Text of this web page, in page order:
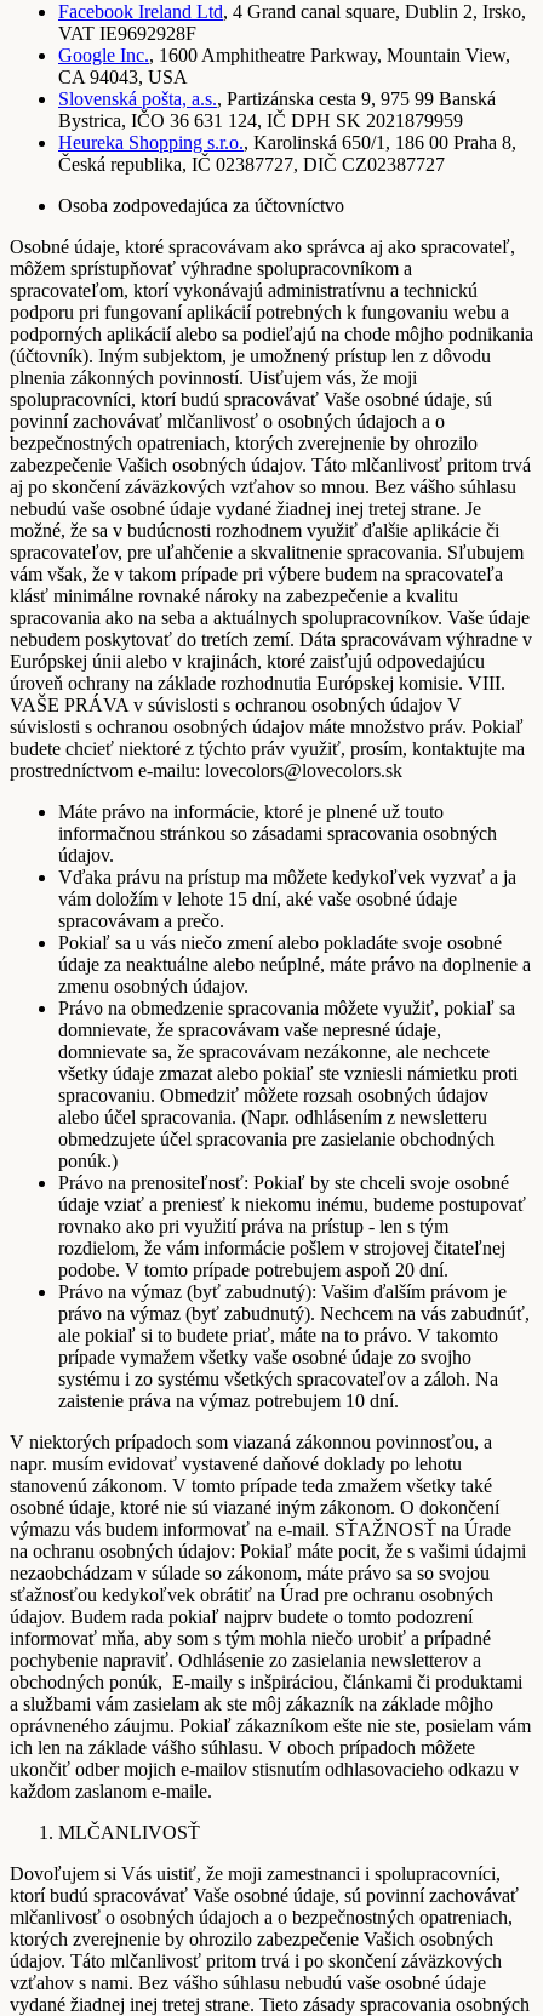
Facebook Ireland Ltd, 4 Grand canal square, Dublin 2, Irsko,
VAT IE9692928F
Google Inc., 1600 Amphitheatre Parkway, Mountain View,
CA 94043, USA
Slovenská pošta, a.s., Partizánska cesta 9, 975 99 Banská
Bystrica, IČO 36 631 124, IČ DPH SK 2021879959
Heureka Shopping s.r.o., Karolinská 650/1, 186 00 Praha 8,
Česká republika, IČ 02387727, DIČ CZ02387727
Osoba zodpovedajúca za účtovníctvo
Osobné údaje, ktoré spracovávam ako správca aj ako spracovateľ,
môžem sprístupňovať výhradne spolupracovníkom a
spracovateľom, ktorí vykonávajú administratívnu a technickú
podporu pri fungovaní aplikácií potrebných k fungovaniu webu a
podporných aplikácií alebo sa podieľajú na chode môjho podnikania
(účtovník). Iným subjektom, je umožnený prístup len z dôvodu
plnenia zákonných povinností. Uisťujem vás, že moji
spolupracovníci, ktorí budú spracovávať Vaše osobné údaje, sú
povinní zachovávať mlčanlivosť o osobných údajoch a o
bezpečnostných opatreniach, ktorých zverejnenie by ohrozilo
zabezpečenie Vašich osobných údajov. Táto mlčanlivosť pritom trvá
aj po skončení záväzkových vzťahov so mnou. Bez vášho súhlasu
nebudú vaše osobné údaje vydané žiadnej inej tretej strane. Je
možné, že sa v budúcnosti rozhodnem využiť ďalšie aplikácie či
spracovateľov, pre uľahčenie a skvalitnenie spracovania. Sľubujem
vám však, že v takom prípade pri výbere budem na spracovateľa
klásť minimálne rovnaké nároky na zabezpečenie a kvalitu
spracovania ako na seba a aktuálnych spolupracovníkov. Vaše údaje
nebudem poskytovať do tretích zemí. Dáta spracovávam výhradne v
Európskej únii alebo v krajinách, ktoré zaisťujú odpovedajúcu
úroveň ochrany na základe rozhodnutia Európskej komisie. VIII.
VAŠE PRÁVA v súvislosti s ochranou osobných údajov V
súvislosti s ochranou osobných údajov máte množstvo práv. Pokiaľ
budete chcieť niektoré z týchto práv využiť, prosím, kontaktujte ma
prostredníctvom e-mailu: lovecolors@lovecolors.sk
Máte právo na informácie, ktoré je plnené už touto
informačnou stránkou so zásadami spracovania osobných
údajov.
Vďaka právu na prístup ma môžete kedykoľvek vyzvať a ja
vám doložím v lehote 15 dní, aké vaše osobné údaje
spracovávam a prečo.
Pokiaľ sa u vás niečo zmení alebo pokladáte svoje osobné
údaje za neaktuálne alebo neúplné, máte právo na doplnenie a
zmenu osobných údajov.
Právo na obmedzenie spracovania môžete využiť, pokiaľ sa
domnievate, že spracovávam vaše nepresné údaje,
domnievate sa, že spracovávam nezákonne, ale nechcete
všetky údaje zmazat alebo pokiaľ ste vzniesli námietku proti
spracovaniu. Obmedziť môžete rozsah osobných údajov
alebo účel spracovania. (Napr. odhlásením z newsletteru
obmedzujete účel spracovania pre zasielanie obchodných
ponúk.)
Právo na prenositeľnosť: Pokiaľ by ste chceli svoje osobné
údaje vziať a preniesť k niekomu inému, budeme postupovať
rovnako ako pri využití práva na prístup - len s tým
rozdielom, že vám informácie pošlem v strojovej čitateľnej
podobe. V tomto prípade potrebujem aspoň 20 dní.
Právo na výmaz (byť zabudnutý): Vašim ďalším právom je
právo na výmaz (byť zabudnutý). Nechcem na vás zabudnúť,
ale pokiaľ si to budete priať, máte na to právo. V takomto
prípade vymažem všetky vaše osobné údaje zo svojho
systému i zo systému všetkých spracovateľov a záloh. Na
zaistenie práva na výmaz potrebujem 10 dní.
V niektorých prípadoch som viazaná zákonnou povinnosťou, a
napr. musím evidovať vystavené daňové doklady po lehotu
stanovenú zákonom. V tomto prípade teda zmažem všetky také
osobné údaje, ktoré nie sú viazané iným zákonom. O dokončení
výmazu vás budem informovať na e-mail. SŤAŽNOSŤ na Úrade
na ochranu osobných údajov: Pokiaľ máte pocit, že s vašimi údajmi
nezaobchádzam v súlade so zákonom, máte právo sa so svojou
sťažnosťou kedykoľvek obrátiť na Úrad pre ochranu osobných
údajov. Budem rada pokiaľ najprv budete o tomto podozrení
informovať mňa, aby som s tým mohla niečo urobiť a prípadné
pochybenie napraviť. Odhlásenie zo zasielania newsletterov a
obchodných ponúk, E-maily s inšpiráciou, článkami či produktami
a službami vám zasielam ak ste môj zákazník na základe môjho
oprávneného záujmu. Pokiaľ zákazníkom ešte nie ste, posielam vám
ich len na základe vášho súhlasu. V oboch prípadoch môžete
ukončiť odber mojich e-mailov stisnutím odhlasovacieho odkazu v
každom zaslanom e-maile.
MLČANLIVOSŤ
Dovoľujem si Vás uistiť, že moji zamestnanci i spolupracovníci,
ktorí budú spracovávať Vaše osobné údaje, sú povinní zachovávať
mlčanlivosť o osobných údajoch a o bezpečnostných opatreniach,
ktorých zverejnenie by ohrozilo zabezpečenie Vašich osobných
údajov. Táto mlčanlivosť pritom trvá i po skončení záväzkových
vzťahov s nami. Bez vášho súhlasu nebudú vaše osobné údaje
vydané žiadnej inej tretej strane. Tieto zásady spracovania osobných